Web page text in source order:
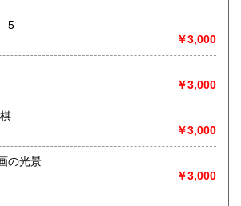
5
￥3,000
￥3,000
￥3,000
の光景
￥3,000